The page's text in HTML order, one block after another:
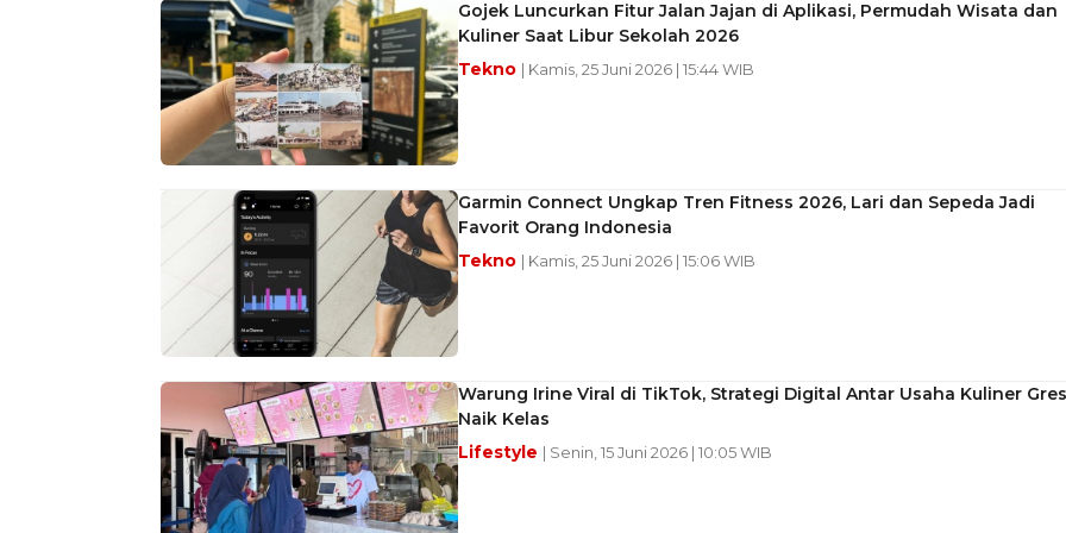
Gojek Luncurkan Fitur Jalan Jajan di Aplikasi, Permudah Wisata dan
Kuliner Saat Libur Sekolah 2026
Tekno | Kamis, 25 Juni 2026 | 15:44 WIB
Garmin Connect Ungkap Tren Fitness 2026, Lari dan Sepeda Jadi
Favorit Orang Indonesia
Tekno | Kamis, 25 Juni 2026 | 15:06 WIB
Warung Irine Viral di TikTok, Strategi Digital Antar Usaha Kuliner
Naik Kelas
Lifestyle | Senin, 15 Juni 2026 | 10:05 WIB